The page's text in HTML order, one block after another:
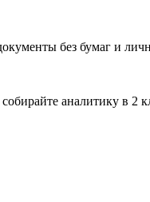
без бумаг и
аналитику в 2